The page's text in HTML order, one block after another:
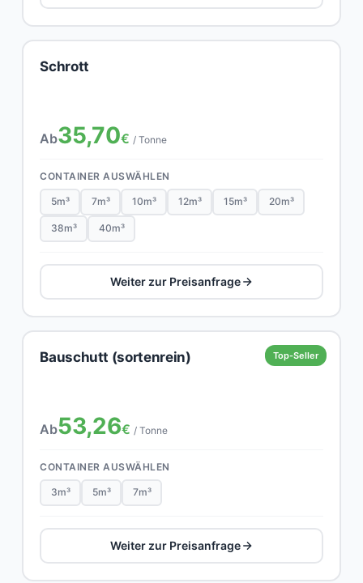
Schrott
Ab35,70€ / Tonne
CONTAINER AUSWÄHLEN
5m³ 7m³ 10m³ 12m³ 15m³ 20m³
38m³ 40m³
Weiter zur Preisanfrage
Top-Seller
Bauschutt (sortenrein)
Ab53,26€ / Tonne
CONTAINER AUSWÄHLEN
3m³ 5m³ 7m³
Weiter zur Preisanfrage